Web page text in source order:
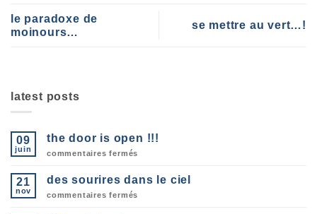
le paradoxe de
moinours…
se mettre au vert…!
latest posts
09
juin
the door is open !!!
commentaires fermés
is
21
nov
des sourires dans le ciel
commentaires fermés